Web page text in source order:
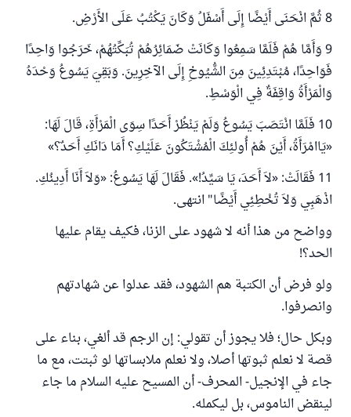
8 ثُمَّ انْحَنَى أَيْضًا إِلَى أَسْفَلُ وَكَانَ يَكْتُبُ عَلَى الأَرْضِ
.
9 وَأَمَّا هُمْ فَلَمَّا سَمِعُوا وَكَانَتْ ضَمَائِرُهُمْ تُبَكِّتُهُمْ، خَرَجُوا وَاحِدًا
فَوَاحِدًا، مُبْتَدِئِينَ مِنَ الشُّيُوخِ إِلَى الآخِرِينَ. وَبَقِيَ يَسُوعُ وَحْدَهُ
وَالْمَرْأَةُ وَاقِفَةٌ فِي الْوَسْطِ.
10 فَلَمَّا انْتَصَبَ يَسُوعُ وَلَمْ يَنْظُرْ أَحَدًا سِوَى الْمَرْأَةِ، قَالَ لَهَا:
«يَاامْرَأَةُ، أَيْنَ هُمْ أُولئِكَ الْمُشْتَكُونَ عَلَيْكِ؟ أَمَا دَانَكِ أَحَدٌ؟»
11 فَقَالَتْ: «لاَ أَحَدَ، يَا سَيِّدُ!». فَقَالَ لَهَا يَسُوعُ: «وَلاَ أَنَا أَدِينُكِ.
اذْهَبِي وَلاَ تُخْطِئِي أَيْضًا" انتهى.
وواضح من هذا أنه لا شهود على الزنا، فكيف يقام عليها
الحد؟!
ولو فرض أن الكتبة هم الشهود، فقد عدلوا عن شهادتهم
وانصرفوا.
وبكل حال؛ فلا يجوز أن تقولي: إن الرجم قد ألغي، بناء على
قصة لا نعلم ثبوتها أصلا، ولا نعلم ملابساتها لو ثبتت، مع ما
جاء في الإنجيل- المحرف- أن المسيح عليه السلام ما جاء
لينقض الناموس، بل ليكمله.